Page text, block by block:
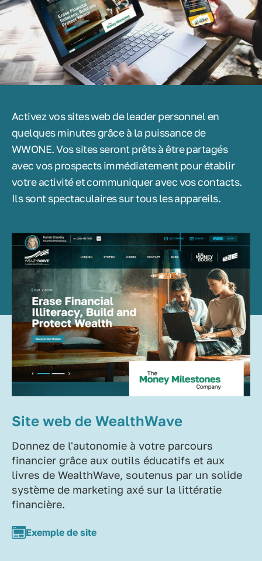
Activez vos sites web de leader personnel en
quelques minutes grâce à la puissance de
WWONE. Vos sites seront prêts à être partagés
avec vos prospects immédiatement pour établir
votre activité et communiquer avec vos contacts.
Ils sont spectaculaires sur tous les appareils.
Site web de WealthWave
Donnez de l'autonomie à votre parcours
financier grâce aux outils éducatifs et aux
livres de WealthWave, soutenus par un solide
système de marketing axé sur la littératie
financière.
Exemple de site